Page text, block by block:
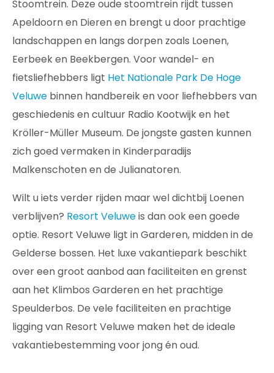
Stoomtrein. Deze oude stoomtrein rijdt tussen
Apeldoorn en Dieren en brengt u door prachtige
landschappen en langs dorpen zoals Loenen,
Eerbeek en Beekbergen. Voor wandel- en
fietsliefhebbers ligt Het Nationale Park De Hoge
Veluwe binnen handbereik en voor liefhebbers van
geschiedenis en cultuur Radio Kootwijk en het
Kröller-Müller Museum. De jongste gasten kunnen
zich goed vermaken in Kinderparadijs
Malkenschoten en de Julianatoren.
Wilt u iets verder rijden maar wel dichtbij Loenen
verblijven? Resort Veluweis dan ook een goede
optie. Resort Veluwe ligt in Garderen, midden in de
Gelderse bossen. Het luxe vakantiepark beschikt
over een groot aanbod aan faciliteiten en grenst
aan het Klimbos Garderen en het prachtige
Speulderbos. De vele faciliteiten en prachtige
ligging van Resort Veluwe maken het de ideale
vakantiebestemming voor jong én oud.